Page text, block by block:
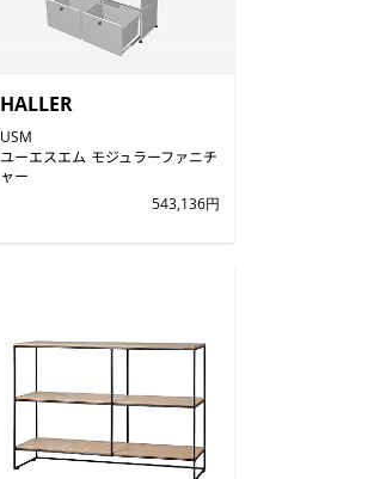
HALLER
USM
ユーエスエム モジュラーファニチ
ャー
543,136円